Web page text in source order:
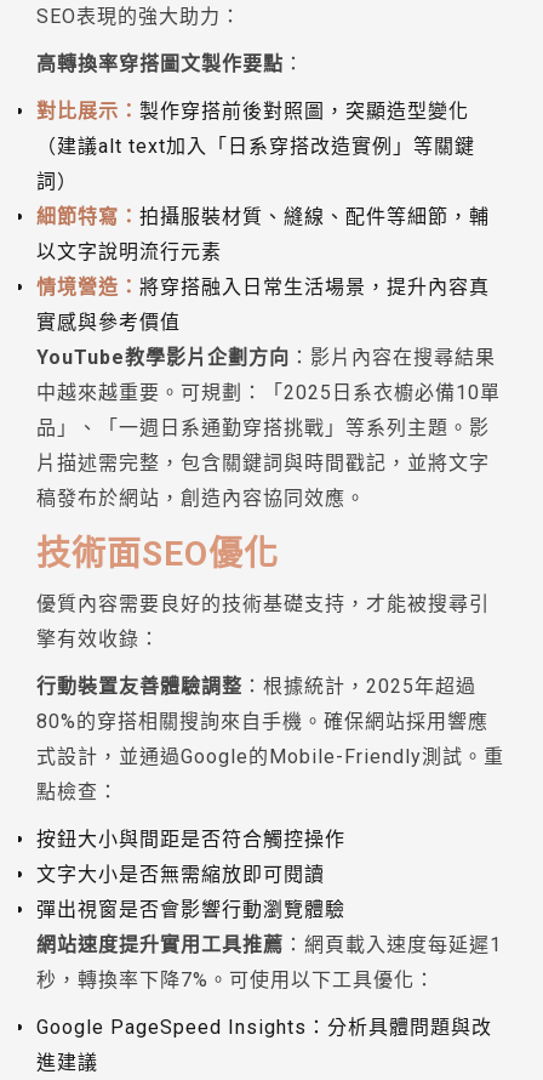
SEO表現的強大助力：
高轉換率穿搭圖文製作要點 ：
對比展示： 製作穿搭前後對照圖，突顯造型變化
（建議alt text加入「日系穿搭改造實例」等關鍵
詞）
細節特寫： 拍攝服裝材質、縫線、配件等細節，輔
以文字說明流行元素
情境營造： 將穿搭融入日常生活場景，提升內容真
實感與參考價值
YouTube教學影片企劃方向 ：影片內容在搜尋結果
中越來越重要。可規劃：「2025日系衣櫥必備10單
品」、「一週日系通勤穿搭挑戰」等系列主題。影
片描述需完整，包含關鍵詞與時間戳記，並將文字
稿發布於網站，創造內容協同效應。
技術面SEO優化
優質內容需要良好的技術基礎支持，才能被搜尋引
擎有效收錄：
行動裝置友善體驗調整 ：根據統計，2025年超過
80%的穿搭相關搜詢來自手機。確保網站採用響應
式設計，並通過Google的Mobile-Friendly測試。重
點檢查：
按鈕大小與間距是否符合觸控操作
文字大小是否無需縮放即可閱讀
彈出視窗是否會影響行動瀏覽體驗
網站速度提升實用工具推薦 ：網頁載入速度每延遲1
秒，轉換率下降7%。可使用以下工具優化：
Google PageSpeed Insights：分析具體問題與改
進建議